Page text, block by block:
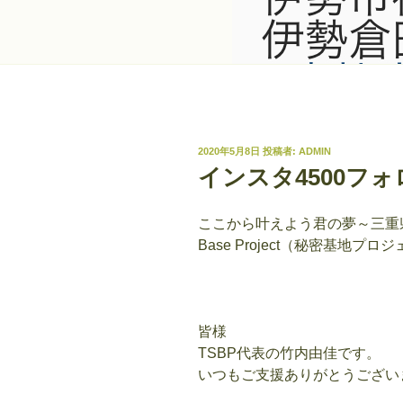
投
日:
2020年5月8日 投稿者: ADMIN
インスタ4500フォ
ここから叶えよう君の夢～三
Base Project（秘密基地プロジ
皆様
TSBP代表の竹内由佳です。
いつもご支援ありがとうござい